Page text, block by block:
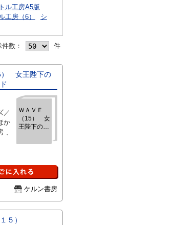
ル工房A5版
工房（6）
シ
数： 件
） 女王陛下の
ＷＡＶＥ
（15） 女
王陛下のワ
ド
／
か
ケルン書房
５）